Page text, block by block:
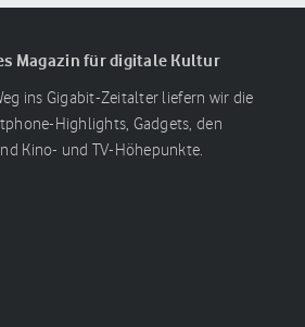
Magazin für digitale Kultur
ins Gigabit-Zeitalter liefern wir die
Highlights, Gadgets, den
Kino- und TV-Höhepunkte.